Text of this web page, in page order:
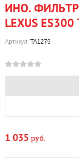
ИНО.
LEXUS
Артикул: TA1279
1 035 руб.